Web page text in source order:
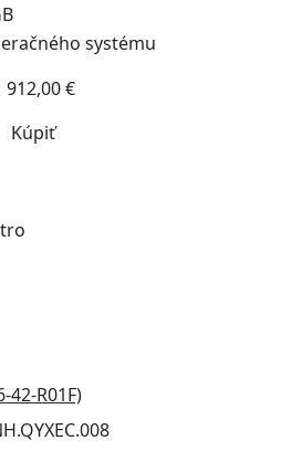
systému
912,00 €
Kúpiť
42-R01F)